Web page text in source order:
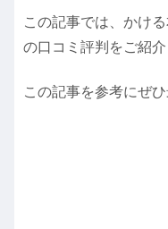
この記事では、かけ
の口コミ評判をご紹介
この記事を参考にぜ